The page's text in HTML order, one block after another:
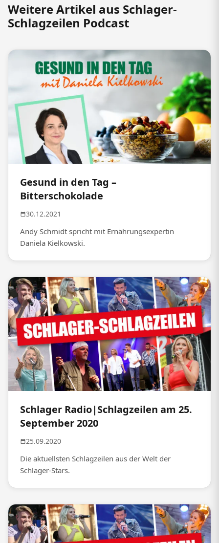
Weitere Artikel aus Schlager-
Schlagzeilen Podcast
Gesund in den Tag –
Bitterschokolade
30.12.2021
Andy Schmidt spricht mit Ernährungsexpertin
Daniela Kielkowski.
Schlager Radio|Schlagzeilen am 25.
September 2020
25.09.2020
Die aktuellsten Schlagzeilen aus der Welt der
Schlager-Stars.